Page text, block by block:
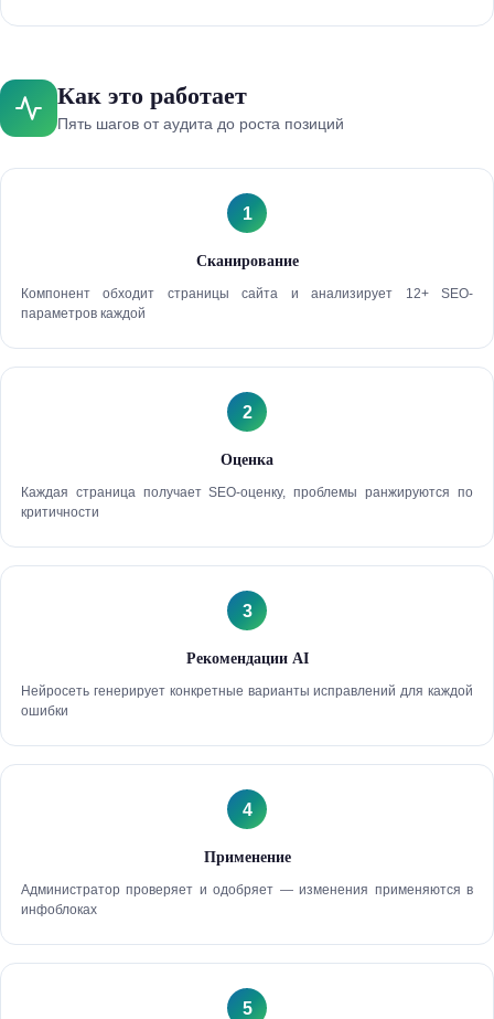
Как это работает
Пять шагов от аудита до роста позиций
1
Сканирование
Компонент обходит страницы сайта и анализирует 12+ SEO-
параметров каждой
2
Оценка
Каждая страница получает SEO-оценку, проблемы ранжируются по
критичности
3
Рекомендации AI
Нейросеть генерирует конкретные варианты исправлений для каждой
ошибки
4
Применение
Администратор проверяет и одобряет — изменения применяются в
инфоблоках
5